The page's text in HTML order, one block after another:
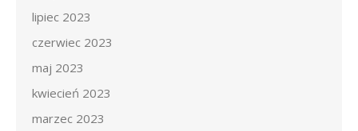
lipiec 2023
czerwiec 2023
maj 2023
kwiecień 2023
marzec 2023